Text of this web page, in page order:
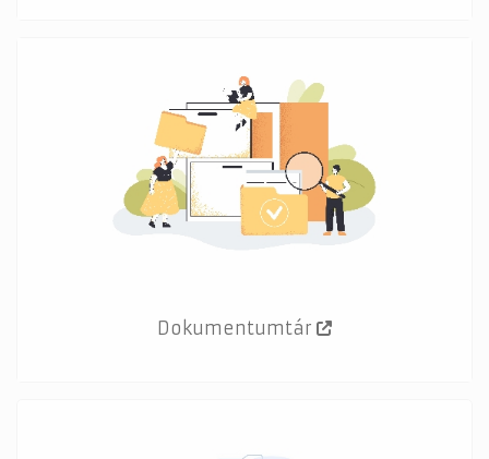
Dokumentumtár